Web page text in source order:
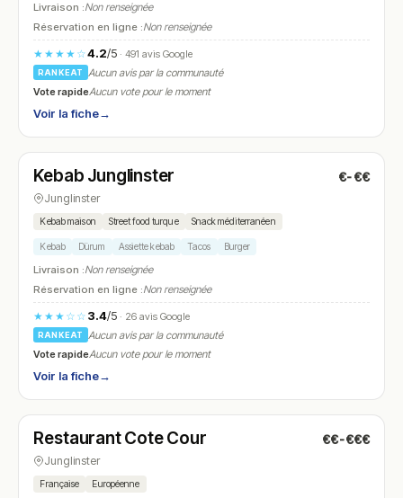
Livraison :Non renseignée
Réservation en ligne :Non renseignée
★★★★☆4.2/5· 491 avis Google
RANKEAT
Aucun avis par la communauté
Vote rapideAucun vote pour le moment
Voir la fiche→
N° 23
Kebab Junglinster €-€€
Junglinster
Kebab maison Street food turque Snack méditerranéen
Kebab Dürum Assiette kebab Tacos Burger
Livraison :Non renseignée
Réservation en ligne :Non renseignée
★★★☆☆ 3.4/5· 26 avis Google
RANKEAT
Aucun avis par la communauté
Vote rapideAucun vote pour le moment
Voir la fiche→
N° 24
Restaurant Cote Cour €€-€€€
Junglinster
Française Européenne